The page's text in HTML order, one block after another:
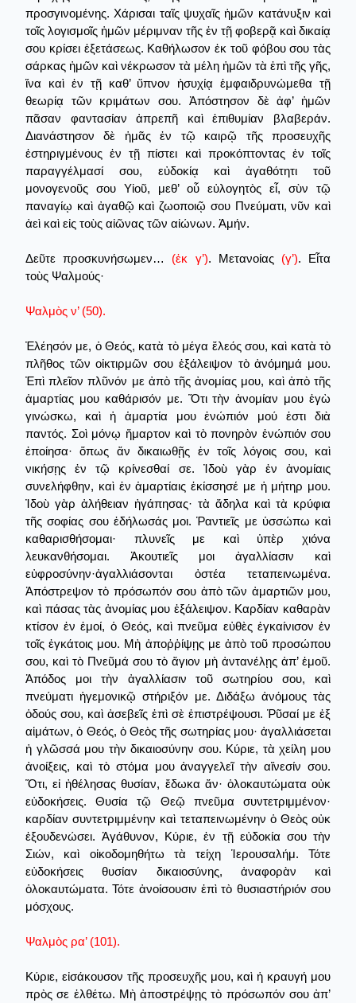
προσγινομένης. Χάρισαι ταῖς ψυχαῖς ἡμῶν κατάνυξιν καὶ
τοῖς λογισμοῖς ἡμῶν μέριμναν τῆς ἐν τῇ φοβερᾷ καὶ δικαίᾳ
σου κρίσει ἐξετάσεως. Καθήλωσον ἐκ τοῦ φόβου σου τὰς
σάρκας ἡμῶν καὶ νέκρωσον τὰ μέλη ἡμῶν τὰ ἐπὶ τῆς γῆς,
ἵνα καὶ ἐν τῇ καθ’ ὕπνον ἡσυχίᾳ ἐμφαιδρυνώμεθα τῇ
θεωρίᾳ τῶν κριμάτων σου. Ἀπόστησον δὲ ἀφ’ ἡμῶν
πᾶσαν φαντασίαν ἀπρεπῆ καὶ ἐπιθυμίαν βλαβεράν.
Διανάστησον δὲ ἡμᾶς ἐν τῷ καιρῷ τῆς προσευχῆς
ἐστηριγμένους ἐν τῇ πίστει καὶ προκόπτοντας ἐν τοῖς
παραγγέλμασί σου, εὐδοκίᾳ καὶ ἀγαθότητι τοῦ
μονογενοῦς σου Υἱοῦ, μεθ’ οὗ εὐλογητὸς εἶ, σὺν τῷ
παναγίῳ καὶ ἀγαθῷ καὶ ζωοποιῷ σου Πνεύματι, νῦν καὶ
ἀεὶ καὶ εἰς τοὺς αἰῶνας τῶν αἰώνων. Ἀμήν.
Δεῦτε προσκυνήσωμεν… (ἐκ γ’). Μετανοίας (γ’). Εἶτα
τοὺς Ψαλμούς·
Ψαλμὸς ν’ (50).
Ἐλέησόν με, ὁ Θεός, κατὰ τὸ μέγα ἔλεός σου, καὶ κατὰ τὸ
πλῆθος τῶν οἰκτιρμῶν σου ἐξάλειψον τὸ ἀνόμημά μου.
Ἐπὶ πλεῖον πλῦνόν με ἀπὸ τῆς ἀνομίας μου, καὶ ἀπὸ τῆς
ἁμαρτίας μου καθάρισόν με. Ὅτι τὴν ἀνομίαν μου ἐγὼ
γινώσκω, καὶ ἡ ἁμαρτία μου ἐνώπιόν μού ἐστι διὰ
παντός. Σοὶ μόνῳ ἥμαρτον καὶ τὸ πονηρὸν ἐνώπιόν σου
ἐποίησα· ὅπως ἄν δικαιωθῇς ἐν τοῖς λόγοις σου, καὶ
νικήσῃς ἐν τῷ κρίνεσθαί σε. Ἰδοὺ γὰρ ἐν ἀνομίαις
συνελήφθην, καὶ ἐν ἁμαρτίαις ἐκίσσησέ με ἡ μήτηρ μου.
Ἰδοὺ γὰρ ἀλήθειαν ἠγάπησας· τὰ ἄδηλα καὶ τὰ κρύφια
τῆς σοφίας σου ἐδήλωσάς μοι. Ῥαντιεῖς με ὑσσώπω καὶ
καθαρισθήσομαι· πλυνεῖς με καὶ ὑπὲρ χιόνα
λευκανθήσομαι. Ἀκουτιεῖς μοι ἀγαλλίασιν καὶ
εὐφροσύνην·ἀγαλλιάσονται ὀστέα τεταπεινωμένα.
Ἀπόστρεψον τὸ πρόσωπόν σου ἀπὸ τῶν ἀμαρτιῶν μου,
καὶ πάσας τὰς ἀνομίας μου ἐξάλειψον. Καρδίαν καθαρὰν
κτίσον ἐν ἐμοί, ὁ Θεός, καὶ πνεῦμα εὐθὲς ἐγκαίνισον ἐν
τοῖς ἐγκάτοις μου. Μἠ ἀποῤῥίψῃς με ἀπὸ τοῦ προσώπου
σου, καὶ τὸ Πνεῦμά σου τὸ ἄγιον μὴ ἀντανέλῃς ἀπ’ ἐμοῦ.
Ἀπόδος μοι τὴν ἀγαλλίασιν τοῦ σωτηρίου σου, καὶ
πνεύματι ἡγεμονικῷ στήριξόν με. Διδάξω ἀνόμους τὰς
ὁδούς σου, καὶ ἀσεβεῖς ἐπὶ σὲ ἐπιστρέψουσι. Ῥῦσαί με ἐξ
αἱμάτων, ὁ Θεός, ὁ Θεὸς τῆς σωτηρίας μου· ἀγαλλιάσεται
ἡ γλῶσσά μου τὴν δικαιοσύνην σου. Κύριε, τὰ χείλη μου
ἀνοίξεις, καὶ τὸ στόμα μου ἀναγγελεῖ τὴν αἴνεσίν σου.
Ὅτι, εἰ ἠθέλησας θυσίαν, ἔδωκα ἄν· ὁλοκαυτώματα οὐκ
εὐδοκήσεις. Θυσία τῷ Θεῷ πνεῦμα συντετριμμένον·
καρδίαν συντετριμμένην καὶ τεταπεινωμένην ὁ Θεὸς οὐκ
ἐξουδενώσει. Ἀγάθυνον, Κύριε, ἐν τῇ εὐδοκία σου τὴν
Σιών, καὶ οἰκοδομηθήτω τὰ τείχη Ἱερουσαλήμ. Τότε
εὐδοκήσεις θυσίαν δικαιοσύνης, ἀναφορὰν καὶ
ὁλοκαυτώματα. Τότε ἀνοίσουσιν ἐπὶ τὸ θυσιαστήριόν σου
μόσχους.
Ψαλμὸς ρα’ (101).
Κύριε, εἰσάκουσον τῆς προσευχῆς μου, καὶ ἡ κραυγή μου
πρὸς σε ἐλθέτω. Μὴ ἀποστρέψῃς τὸ πρόσωπόν σου ἀπ’